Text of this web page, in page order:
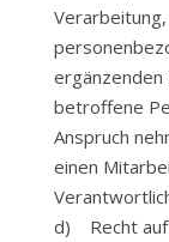
betroffene
Anspruch
einen
d) Recht auf